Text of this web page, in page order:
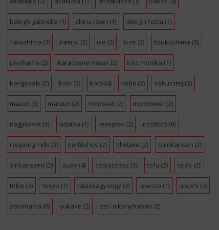
balogh gabriella (1) china town (1) design festa (1)
fukushima (3) interju (2) ise (2) isze (2) itsukushima (3)
jokohama (2) karacsonyi vasar(2) kiss monika (1)
kongosaki (2) koto (2) kotó (4) kóbe (2) kókusztej (2)
macuri (3) matsuri (2) monorail (2) mori tower(2)
nagykovet(3) odaiba (1) receptek (2) rizsfőző (6)
roppongi hills (3) sertéshús (2) shiitake (2) shinkansen (2)
sinkanszen (2) sudy (4) szójaszósz (3) tofu (2) tojás (2)
tokio (3) tokyo (1) tápiókagyöngy (3) unesco (1) urushi (3)
yokohama (6) yukake (2) zen a konyhaban (2)